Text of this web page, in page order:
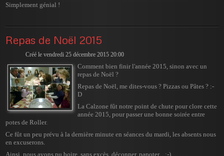
Simplement génial !
Repas de Noël 2015
Créé le vendredi 25 décembre 2015 20:00
Comment bien finir l'année 2015, sinon avec un
repas de Noël ?
Repas de Noël, me dites-vous ? Pizzas ou Pâtes ? :-
D
La Calzone fût notre point de chute pour clore cette
année 2015, pour passer une bonne soirée entre
potes de Roller.
Ce fût un peu prévu à la dernière minute en séances du mardi, les absents nous
en excuserons.
Ainsi, nous avons pu boire, sans excès, déconner, papoter... ;-)